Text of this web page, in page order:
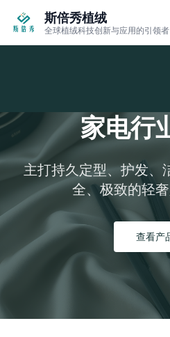
斯倍秀植绒
全球植绒科技创新与应用的引领者
家电行
主打持久定型、护发、
全、极致的轻奢
查看产